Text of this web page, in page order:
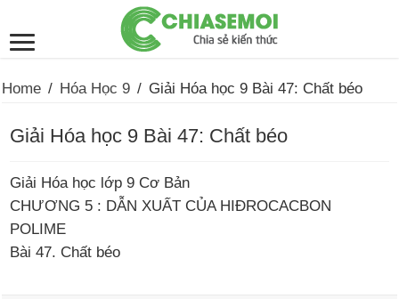
Home / Hóa Học 9 / Giải Hóa học 9 Bài 47: Chất béo
Giải Hóa học 9 Bài 47: Chất béo
Giải Hóa học lớp 9 Cơ Bản
CHƯƠNG 5 : DẪN XUẤT CỦA HIĐROCACBON
POLIME
Bài 47. Chất béo